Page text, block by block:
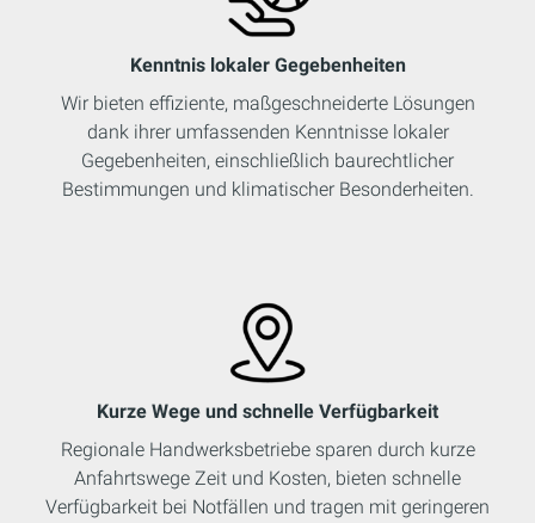
Kenntnis lokaler Gegebenheiten
Wir bieten effiziente, maßgeschneiderte Lösungen
dank ihrer umfassenden Kenntnisse lokaler
Gegebenheiten, einschließlich baurechtlicher
Bestimmungen und klimatischer Besonderheiten.
Kurze Wege und schnelle Verfügbarkeit
Regionale Handwerksbetriebe sparen durch kurze
Anfahrtswege Zeit und Kosten, bieten schnelle
Verfügbarkeit bei Notfällen und tragen mit geringeren